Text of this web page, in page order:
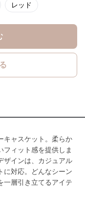
レッド
キャスケット。柔らか
フィット感を提供しま
ザインは、カジュアル
に対応。どんなシーン
一層引き立てるアイテ